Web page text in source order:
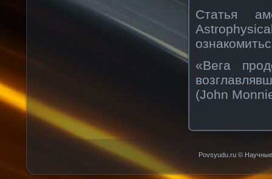
Статья
«Вега
(John
Povsyudu.ru © Научные